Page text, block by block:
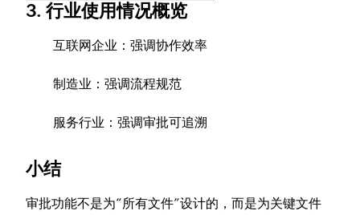
3. 行业使用情况概览
互联网企业：强调协作效率
制造业：强调流程规范
服务行业：强调审批可追溯
小结
审批功能不是为“所有文件”设计的，而是为关键文件